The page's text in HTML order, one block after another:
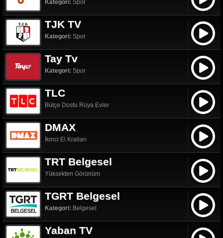
Kategori: Spor
TJK TV
Kategori: Spor
Tay Tv
Kategori: Spor
TLC
Bütçe Dostu Rüya Evler
DMAX
İkinci El Kralları
TRT Belgesel
Yüksekten Görünüm
TGRT Belgesel
Kategori: Belgesel
Yaban TV